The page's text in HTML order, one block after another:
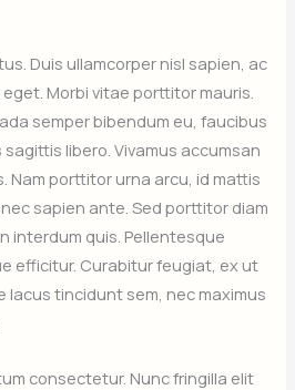
Duis ullamcorper nisl sapien, ac
Morbi vitae porttitor mauris.
semper bibendum eu, faucibus
sagittis libero. Vivamus accumsan
Nam porttitor urna arcu, id mattis
sapien ante. Sed porttitor diam
interdum quis. Pellentesque
efficitur. Curabitur feugiat, ex ut
lacus tincidunt sem, nec maximus
consectetur. Nunc fringilla elit